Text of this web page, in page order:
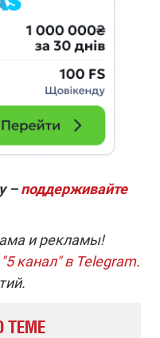
–поддерживайте
и рекламы!
"5 канал" в Telegram.
ТЕМЕ